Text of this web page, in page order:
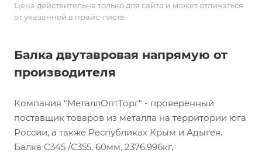
Цена действительна только для сайта и может отличаться
от указанной в прайс-листе
Балка двутавровая напрямую от
производителя
Компания "МеталлОптТорг" - проверенный
поставщик товаров из металла на территории юга
России, а также Республиках Крым и Адыгея.
Балка С345 /С355, 60мм, 2376.996кг,